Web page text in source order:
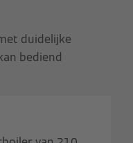
duidelijke
bediend